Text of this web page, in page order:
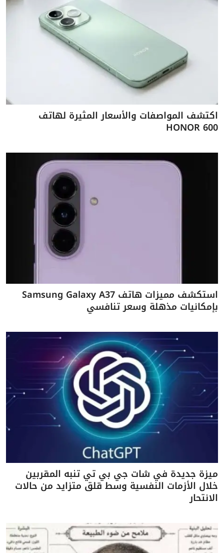
اكتشف المواصفات والأسعار المثيرة لهاتف
HONOR 600
استكشف مميزات هاتف Samsung Galaxy A37
بإمكانيات مذهلة وسعر تنافسي
ميزة جديدة في شات جي بي تي تنبه المقربين
خلال الأزمات النفسية وسط قلق متزايد من حالات
الانتحار